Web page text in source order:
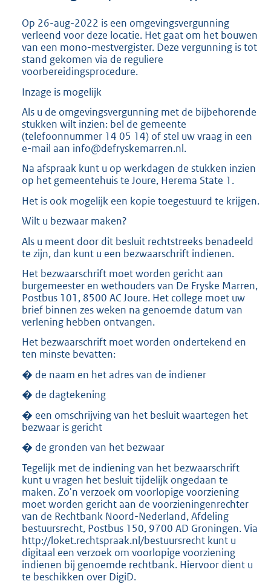
e
5
7
Op 26-aug-2022 is een omgevingsvergunning
verleend voor deze locatie. Het gaat om het bouwen
van een mono-mestvergister. Deze vergunning is tot
stand gekomen via de reguliere
voorbereidingsprocedure.
Inzage is mogelijk
Als u de omgevingsvergunning met de bijbehorende
stukken wilt inzien: bel de gemeente
(telefoonnummer 14 05 14) of stel uw vraag in een
e-mail aan info@defryskemarren.nl.
Na afspraak kunt u op werkdagen de stukken inzien
op het gemeentehuis te Joure, Herema State 1.
Het is ook mogelijk een kopie toegestuurd te krijgen.
Wilt u bezwaar maken?
Als u meent door dit besluit rechtstreeks benadeeld
te zijn, dan kunt u een bezwaarschrift indienen.
Het bezwaarschrift moet worden gericht aan
burgemeester en wethouders van De Fryske Marren,
Postbus 101, 8500 AC Joure. Het college moet uw
brief binnen zes weken na genoemde datum van
verlening hebben ontvangen.
Het bezwaarschrift moet worden ondertekend en
ten minste bevatten:
� de naam en het adres van de indiener
� de dagtekening
� een omschrijving van het besluit waartegen het
bezwaar is gericht
� de gronden van het bezwaar
Tegelijk met de indiening van het bezwaarschrift
kunt u vragen het besluit tijdelijk ongedaan te
maken. Zo'n verzoek om voorlopige voorziening
moet worden gericht aan de voorzieningenrechter
van de Rechtbank Noord-Nederland, Afdeling
bestuursrecht, Postbus 150, 9700 AD Groningen. Via
http://loket.rechtspraak.nl/bestuursrecht kunt u
digitaal een verzoek om voorlopige voorziening
indienen bij genoemde rechtbank. Hiervoor dient u
te beschikken over DigiD.